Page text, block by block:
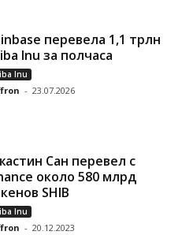
перевела 1,1 трлн
Inu за полчаса
Inu
- 23.07.2026
Сан перевел с
около 580 млрд
SHIB
Inu
- 20.12.2023